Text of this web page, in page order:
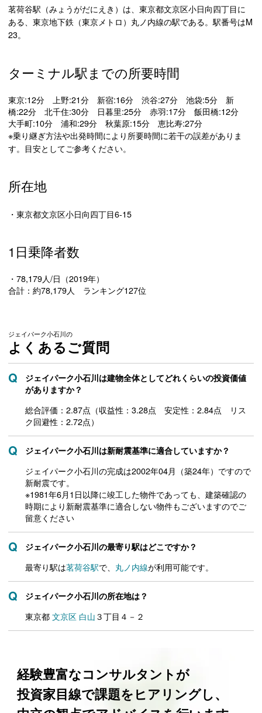
茗荷谷駅（みょうがだにえき）は、東京都文京区小日向四丁目に
ある、東京地下鉄（東京メトロ）丸ノ内線の駅である。駅番号はM
23。
ターミナル駅までの所要時間
東京:12分 上野:21分 新宿:16分 渋谷:27分 池袋:5分 新
橋:22分 北千住:30分 日暮里:25分 赤羽:17分 飯田橋:12分
大手町:10分 浦和:29分 秋葉原:15分 恵比寿:27分
※乗り継ぎ方法や出発時間により所要時間に若干の誤差がありま
す。目安としてご参考ください。
所在地
・東京都文京区小日向四丁目6-15
1日乗降者数
・78,179人/日（2019年）
合計：約78,179人 ランキング127位
ジェイパーク小石川の
よくあるご質問
ジェイパーク小石川は建物全体としてどれくらいの投資価値
がありますか？
総合評価：2.87点（収益性：3.28点 安定性：2.84点 リス
ク回避性：2.72点）
ジェイパーク小石川は新耐震基準に適合していますか？
ジェイパーク小石川の完成は2002年04月（築24年）ですので
新耐震です。
※1981年6月1日以降に竣工した物件であっても、建築確認の
時期により新耐震基準に適合しない物件もございますのでご
留意ください
ジェイパーク小石川の最寄り駅はどこですか？
最寄り駅は茗荷谷駅で、 丸ノ内線が利用可能です。
ジェイパーク小石川の所在地は？
東京都 文京区 白山 ３丁目４－２
経験豊富なコンサルタントが
投資家目線で課題をヒアリングし、